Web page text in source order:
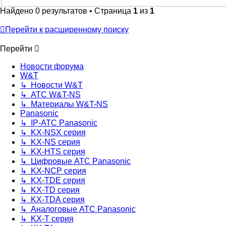
Найдено 0 результатов • Страница 1 из 1
Перейти к расширенному поиску
Перейти
Новости форума
W&T
↳ Новости W&T
↳ АТС W&T-NS
↳ Материалы W&T-NS
Panasonic
↳ IP-АТС Panasonic
↳ KX-NSX серия
↳ KX-NS серия
↳ KX-HTS серия
↳ Цифровые АТС Panasonic
↳ KX-NCP серия
↳ KX-TDE серия
↳ KX-TD серия
↳ KX-TDA серия
↳ Аналоговые АТС Panasonic
↳ KX-T серия